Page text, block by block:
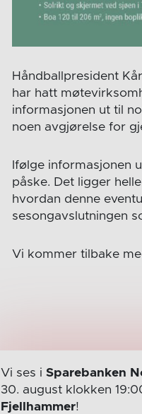
Håndballpresident
har hatt
informasjonen ut til
noen avgjørelse for
Ifølge informasjonen
påske. Det ligger
hvordan denne
sesongavslutningen
Vi kommer tilbake
Vi ses i Sparebanken
30. august klokken
Fjellhammer!